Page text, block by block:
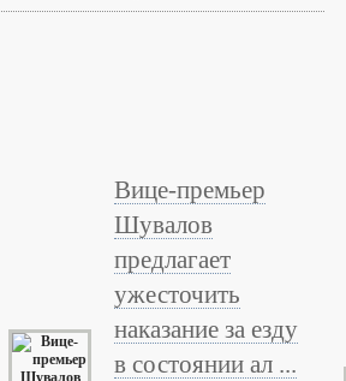
Вице-премьер
Шувалов
предлагает
ужесточить
наказание за езду
в состоянии ал ...